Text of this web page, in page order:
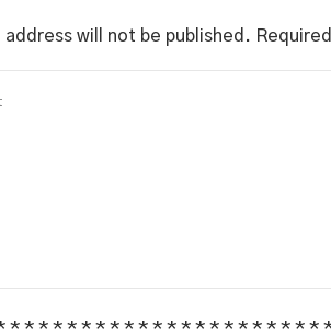
address will not be published.
* * * * * * * * * * * * * * * * * * * * * *